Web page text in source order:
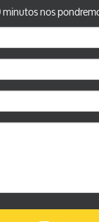
minutos nos